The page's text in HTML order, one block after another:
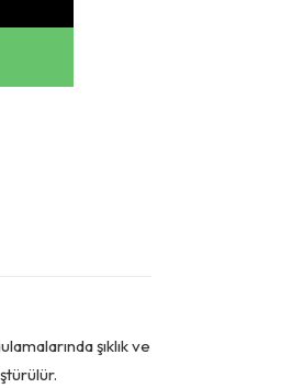
şıklık ve